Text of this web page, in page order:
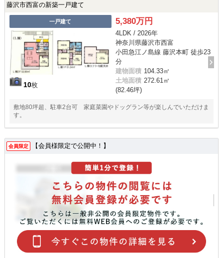
藤沢市西富の新築一戸建て
一戸建て
10枚
5,380万円
4LDK / 2026年
神奈川県藤沢市西富
小田急江ノ島線 藤沢本町 徒歩23
分
建物面積 104.33㎡
土地面積 272.61㎡
(82.46坪)
敷地80坪超、駐車2台可 家庭菜園やドッグラン等が楽しんでいただけま
す。
会員限定 【会員様限定で公開中！】